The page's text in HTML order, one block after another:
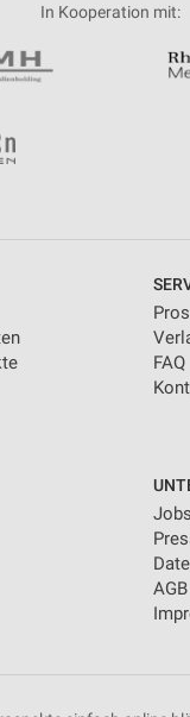
In Kooperation mit:
FAQ
Jobs
AGB